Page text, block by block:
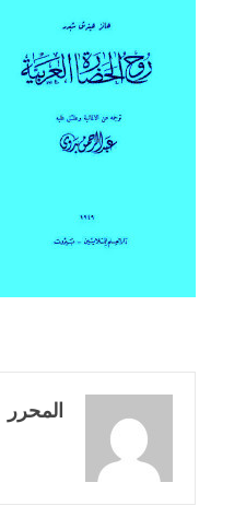
المحرر